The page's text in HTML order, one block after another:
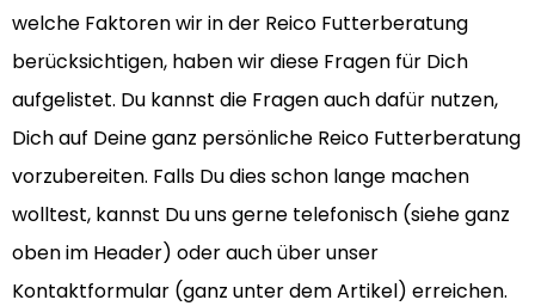
welche Faktoren wir in der Reico Futterberatung
berücksichtigen, haben wir diese Fragen für Dich
aufgelistet. Du kannst die Fragen auch dafür nutzen,
Dich auf Deine ganz persönliche Reico Futterberatung
vorzubereiten. Falls Du dies schon lange machen
wolltest, kannst Du uns gerne telefonisch (siehe ganz
oben im Header) oder auch über unser
Kontaktformular (ganz unter dem Artikel) erreichen.